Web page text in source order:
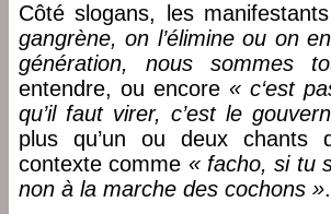
Côté slogans, les
gangrène, on l’élimine ou on
génération, nous sommes
entendre, ou encore« c‘est
qu’il faut virer, c’est le
plus qu’un ou deux chants
contexte comme « facho, si tu
non à la marche des cochons ».